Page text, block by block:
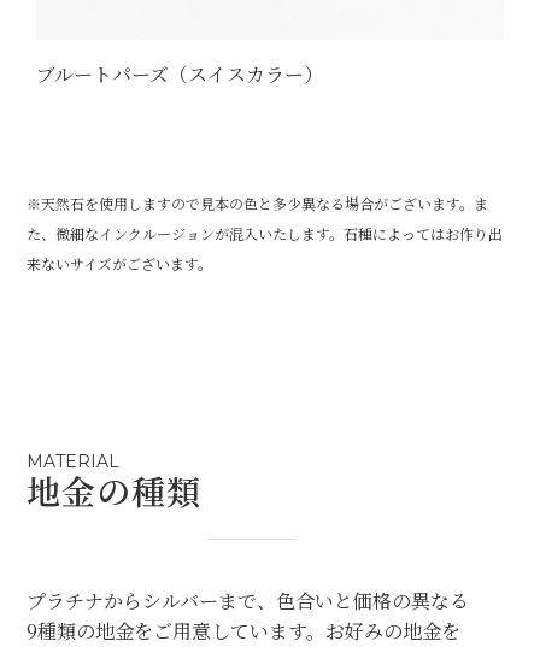
ブルートパーズ（スイスカラー）
※天然石を使用しますので見本の色と多少異なる場合がございます。ま
た、微細なインクルージョンが混入いたします。石種によってはお作り出
来ないサイズがございます。
MATERIAL
地金の種類
プラチナからシルバーまで、色合いと価格の異なる
9種類の地金をご用意しています。お好みの地金を